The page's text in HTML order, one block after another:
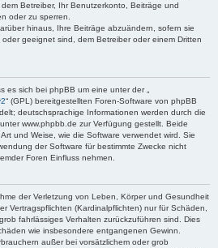
Betreiber, Ihr Benutzerkonto, Beiträge und
oder zu sperren.
hinaus, Ihre Beiträge abzuändern, sofern sie
geeignet sind, dem Betreiber oder einem Dritten
es sich bei phpBB um eine unter der „
“ (GPL) bereitgestellten Foren-Software von phpBB
deutschsprachige Informationen werden durch die
www.phpbb.de zur Verfügung gestellt. Beide
und Weise, wie die Software verwendet wird. Sie
der Software für bestimmte Zwecke nicht
Foren Einfluss nehmen.
der Verletzung von Leben, Körper und Gesundheit
Vertragspflichten (Kardinalpflichten) nur für Schäden,
fahrlässiges Verhalten zurückzuführen sind. Dies
wie insbesondere entgangenen Gewinn.
außer bei vorsätzlichem oder grob